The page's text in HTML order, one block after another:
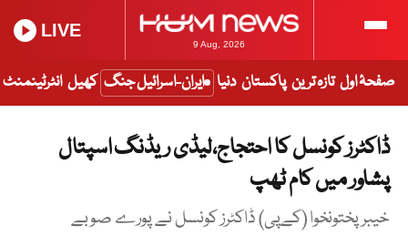
9 Aug, 2026
LIVE
صفحۂ اول تازہ ترین پاکستان دنیا ایران-اسرائیل جنگ کھیل انٹرٹینمنٹ
ڈاکٹرز کونسل کا احتجاج،لیڈی ریڈنگ اسپتال
پشاور میں کام ٹھپ
خیبر پختونخوا (کےپی) ڈاکٹرز کونسل نے پورے صوبے